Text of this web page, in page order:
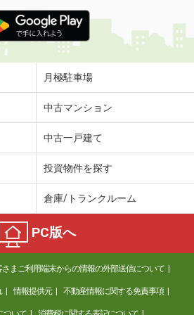
月極駐車場
中古マンション
中古一戸建て
投資物件を探す
倉庫/トランクルーム
PC版へ
さまご利用端末からの情報の外部送信について
情報提供元 不動産情報に関する免責事項